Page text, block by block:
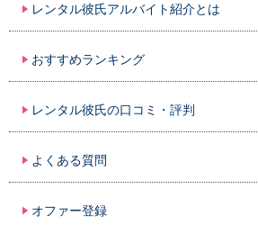
レンタル彼氏アルバイト紹介とは
おすすめランキング
レンタル彼氏の口コミ・評判
よくある質問
オファー登録